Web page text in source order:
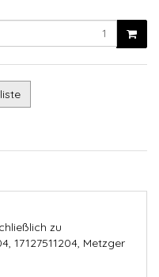
zu
17127511204, Metzger